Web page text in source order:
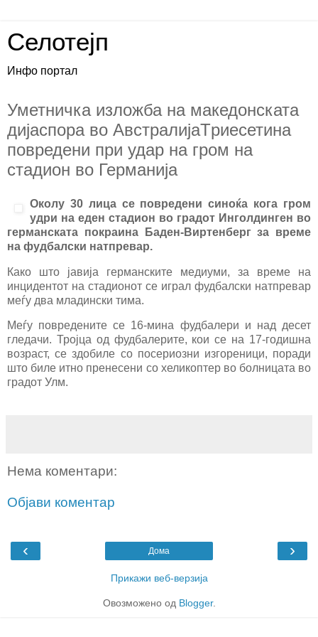
Селотејп
Инфо портал
Уметничка изложба на македонската
дијаспора во АвстралијаTриесетина
повредени при удар на гром на
стадион во Германија
Околу 30 лица се повредени синоќа кога гром
удри на еден стадион во градот Инголдинген во
германската покраина Баден-Виртенберг за време
на фудбалски натпревар.
Како што јавија германските медиуми, за време на
инцидентот на стадионот се играл фудбалски натпревар
меѓу два младински тима.
Меѓу повредените се 16-мина фудбалери и над десет
гледачи. Тројца од фудбалерите, кои се на 17-годишна
возраст, се здобиле со посериозни изгореници, поради
што биле итно пренесени со хеликоптер во болницата во
градот Улм.
Нема коментари:
Објави коментар
‹ ›
Дома
Прикажи веб-верзија
Овозможено од Blogger.